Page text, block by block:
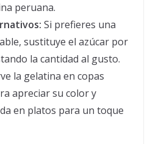
peruana.
Si prefieres una
sustituye el azúcar por
la cantidad al gusto.
la gelatina en copas
apreciar su color y
en platos para un toque